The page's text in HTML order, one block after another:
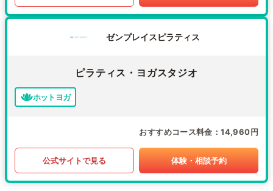
ゼンプレイスピラティス
ピラティス・ヨガスタジオ
ホットヨガ
おすすめコース料金 14,960円
公式サイトで見る 体験・相談予約